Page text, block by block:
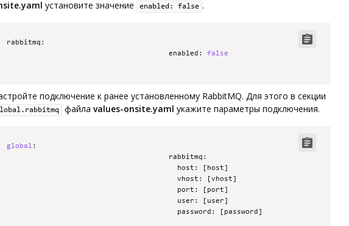
установите значение enabled: false .
Code copied
rabbitmq :
                                      enabled
: false
подключение к ранее установленному RabbitMQ. Для этого в секции
файла values-onsite.yaml укажите параметры подключения.
Code copied
global :
                                      rabbitmq
:
                                        host
: [ host]
                                        vhost
: [vhost]
                                        port
: [ port]
                                        user
: [ user]
                                        password
: [ password ]